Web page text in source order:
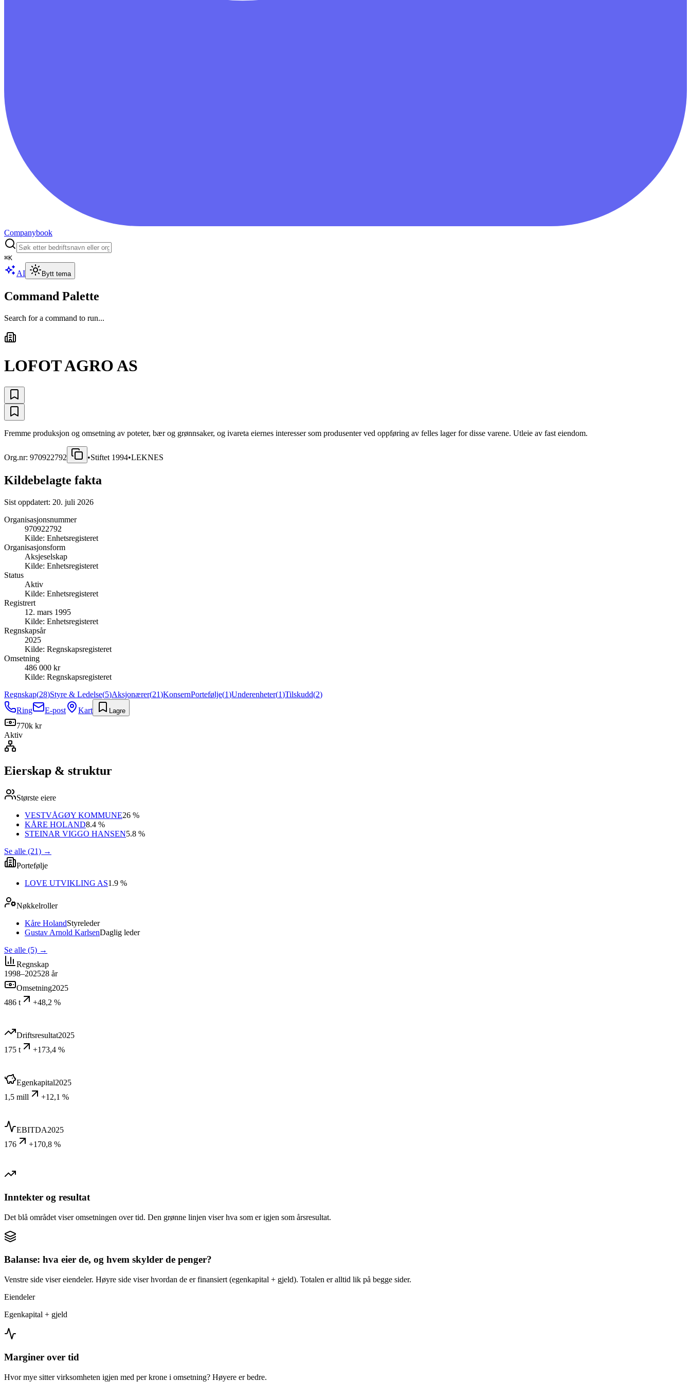
Companybook
⌘K
AI Bytt tema
Command Palette
Search for a command to run...
LOFOT AGRO AS
Fremme produksjon og omsetning av poteter, bær og grønnsaker, og ivareta eiernes interesser som produsenter ved oppføring av felles lager for disse varene. Utleie av fast eiendom.
Org.nr: 970922792 •Stiftet 1994•LEKNES
Kildebelagte fakta
Sist oppdatert: 20. juli 2026
Organisasjonsnummer
970922792
Kilde: Enhetsregisteret
Organisasjonsform
Aksjeselskap
Kilde: Enhetsregisteret
Status
Aktiv
Kilde: Enhetsregisteret
Registrert
12. mars 1995
Kilde: Enhetsregisteret
Regnskapsår
2025
Kilde: Regnskapsregisteret
Omsetning
486 000 kr
Kilde: Regnskapsregisteret
Regnskap(28)Styre & Ledelse(5)Aksjonærer(21)KonsernPortefølje(1)Underenheter(1)Tilskudd(2)
Ring
E-post Kart Lagre
770k kr
Aktiv
Eierskap & struktur
Største eiere
VESTVÅGØY KOMMUNE26 %
KÅRE HOLAND8.4 %
STEINAR VIGGO HANSEN5.8 %
Se alle (21) →
Portefølje
LOVE UTVIKLING AS1.9 %
Nøkkelroller
Kåre HolandStyreleder
Gustav Arnold KarlsenDaglig leder
Se alle (5) →
Regnskap
1998–202528 år
Omsetning2025
486 t
+48,2 %
Driftsresultat2025
175 t
+173,4 %
Egenkapital2025
1,5 mill
+12,1 %
EBITDA2025
176
+170,8 %
Inntekter og resultat
Det blå området viser omsetningen over tid. Den grønne linjen viser hva som er igjen som årsresultat.
Balanse: hva eier de, og hvem skylder de penger?
Venstre side viser eiendeler. Høyre side viser hvordan de er finansiert (egenkapital + gjeld). Totalen er alltid lik på begge sider.
Eiendeler
Egenkapital + gjeld
Marginer over tid
Hvor mye sitter virksomheten igjen med per krone i omsetning? Høyere er bedre.